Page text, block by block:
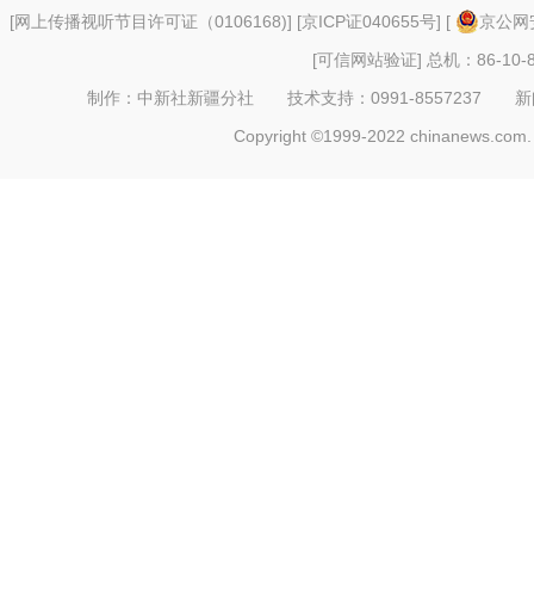
[网上传播视听节目许可证（0106168)] [京ICP证040655号] [
京公
[可信网站验证] 总机：86-10-
制作：中新社新疆分社 技术支持：0991-8557237
Copyright ©1999-2022